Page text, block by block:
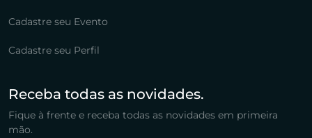
Cadastre seu Evento
Cadastre seu Perfil
Receba todas as novidades.
Fique à frente e receba todas as novidades em primeira
mão.